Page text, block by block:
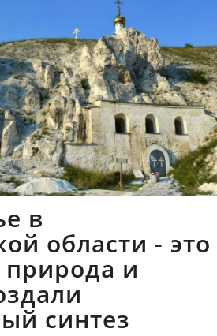
в
области - это
природа и
синтез